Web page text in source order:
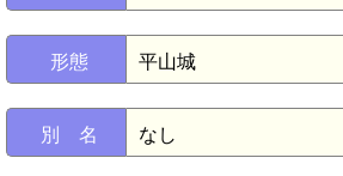
形態 平山城
別 名 なし